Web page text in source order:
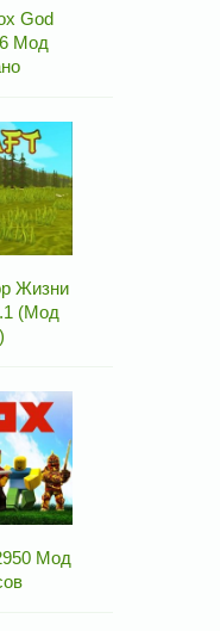
God
Мод
Жизни
(Мод
Мод